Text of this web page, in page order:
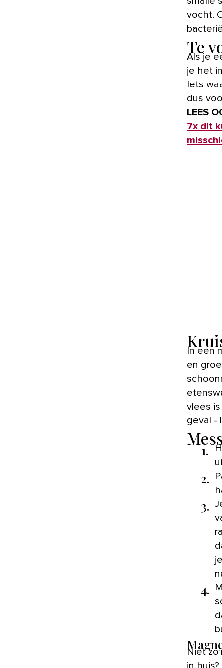
vocht.
Te
Als je
je het
Iets
dus
LEES
7x dit
In een
en
vlees
geval -
1.
2.
3.
4.
Niet
in